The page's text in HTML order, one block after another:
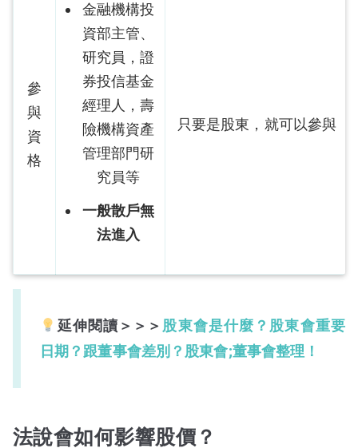
參
與
資
格
金融機構投
資部主管、
研究員，證
券投信基金
經理人，壽
險機構資產
管理部門研
究員等
一般散戶無
法進入
只要是股東，就可以參與
延伸閱讀＞＞＞ 股東會是什麼？股東會重要
日期？跟董事會差別？股東會;董事會整理！
法說會如何影響股價？